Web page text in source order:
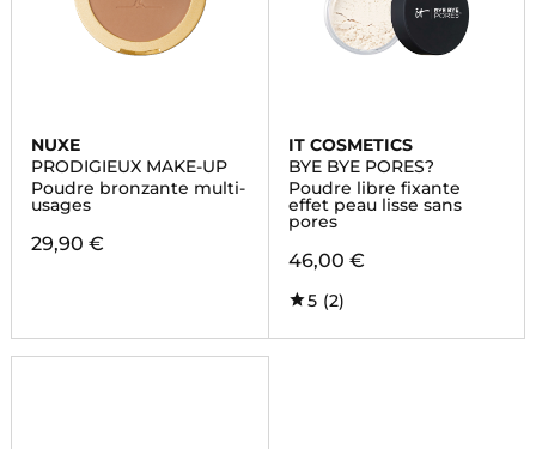
NUXE
PRODIGIEUX MAKE-UP
Poudre bronzante multi-
usages
29,90 €
IT COSMETICS
BYE BYE PORES?
Poudre libre fixante
effet peau lisse sans
pores
46,00 €
5 (2)